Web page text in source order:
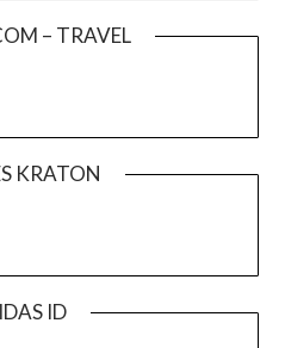
– TRAVEL
KRATON
ID